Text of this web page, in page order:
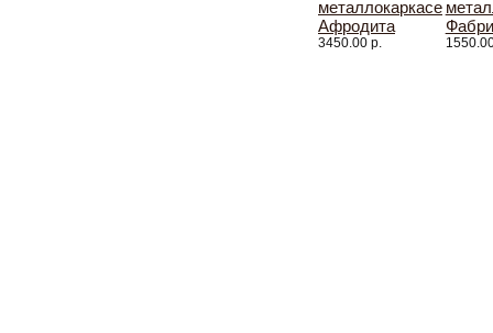
металлокаркасе
Афродита
3450.00 р.